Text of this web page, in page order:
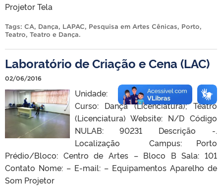
Projetor Tela
Tags: CA, Dança, LAPAC, Pesquisa em Artes Cênicas, Porto,
Teatro, Teatro e Dança.
Laboratório de Criação e Cena (LAC)
02/06/2016
Unidade: Centro de Artes
Curso: Dança (Licenciatura); Teatro
(Licenciatura) Website: N/D Código
NULAB: 90231 Descrição -.
Localização Campus: Porto
Prédio/Bloco: Centro de Artes – Bloco B Sala: 101
Contato Nome: – E-mail: – Equipamentos Aparelho de
Som Projetor